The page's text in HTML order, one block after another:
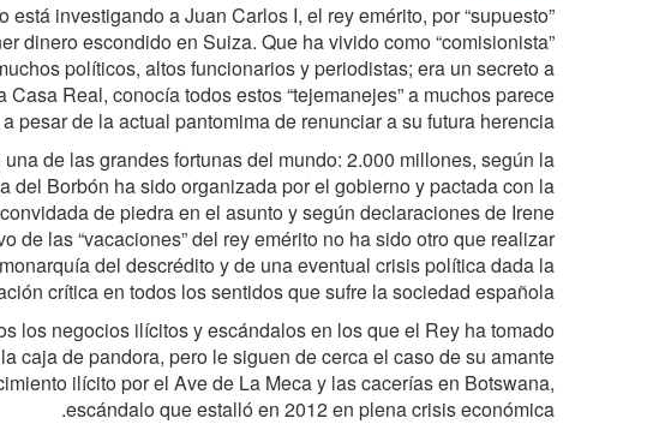
investigando a Juan Carlos I, el rey emérito, por “supuesto”
dinero escondido en Suiza. Que ha vivido como “comisionista”
políticos, altos funcionarios y periodistas; era un secreto a
Real, conocía todos estos “tejemanejes” a muchos parece
pesar de la actual pantomima de renunciar a su futura herencia.
de las grandes fortunas del mundo: 2.000 millones, según la
del Borbón ha sido organizada por el gobierno y pactada con la
de piedra en el asunto y según declaraciones de Irene
de las “vacaciones” del rey emérito no ha sido otro que realizar
del descrédito y de una eventual crisis política dada la
crítica en todos los sentidos que sufre la sociedad española.
los negocios ilícitos y escándalos en los que el Rey ha tomado
caja de pandora, pero le siguen de cerca el caso de su amante
ilícito por el Ave de La Meca y las cacerías en Botswana,
escándalo que estalló en 2012 en plena crisis económica.